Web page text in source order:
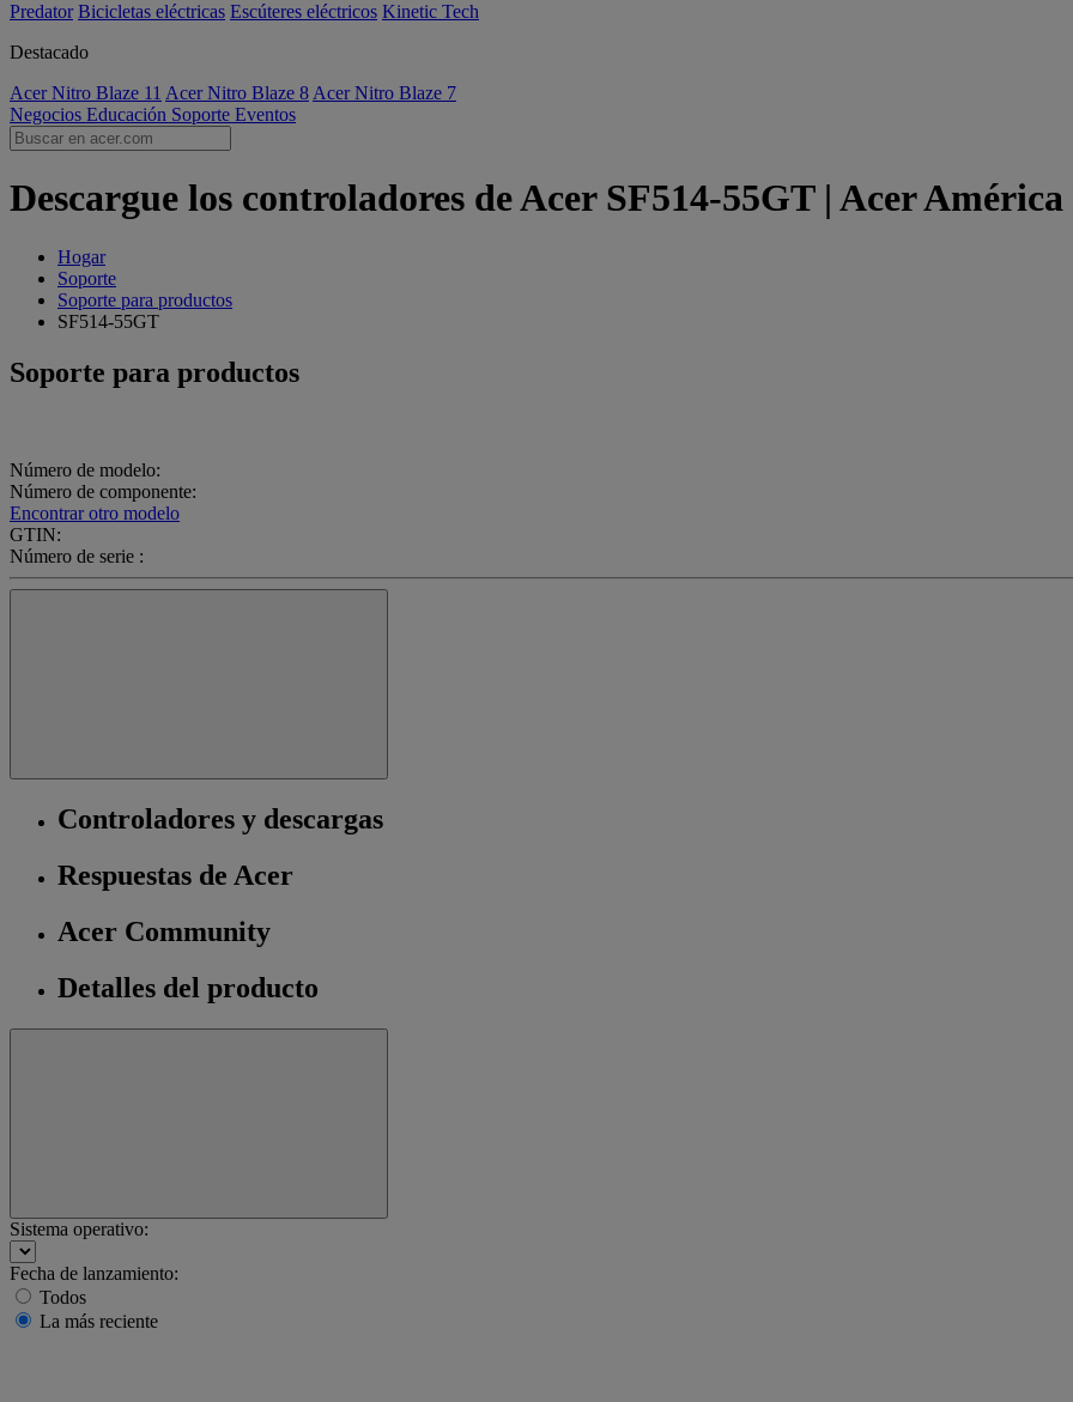
Predator Bicicletas eléctricas Escúteres eléctricos Kinetic Tech
Destacado
Acer Nitro Blaze 11 Acer Nitro Blaze 8 Acer Nitro Blaze 7
Negocios Educación Soporte Eventos
Descargue los controladores de Acer SF514-55GT | Acer
Hogar
Soporte
Soporte para productos
SF514-55GT
Soporte para productos
Número de modelo:
Número de componente:
Encontrar otro modelo
GTIN:
Número de serie :
Controladores y descargas
Respuestas de Acer
Acer Community
Detalles del producto
Sistema operativo:
Fecha de lanzamiento:
Todos
La más reciente